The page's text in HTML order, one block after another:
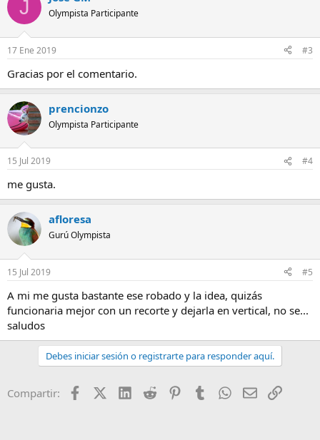
J Olympista Participante
17 Ene 2019 #3
Gracias por el comentario.
prencionzo
Olympista Participante
15 Jul 2019 #4
me gusta.
afloresa
Gurú Olympista
15 Jul 2019 #5
A mi me gusta bastante ese robado y la idea, quizás
funcionaria mejor con un recorte y dejarla en vertical, no se...
saludos
Debes iniciar sesión o registrarte para responder aquí.
Compartir: FacebookX (Twitter)
LinkedIn
Reddit PinterestTumblr WhatsApp
EmailEnlace